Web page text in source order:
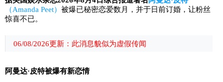
（Amanda Peet） 被爆已秘密恋爱数月，并于日前订婚，让粉丝
惊喜不已。
06/08/2026更新：此消息貌似为虚假传闻
阿曼达·皮特被爆有新恋情